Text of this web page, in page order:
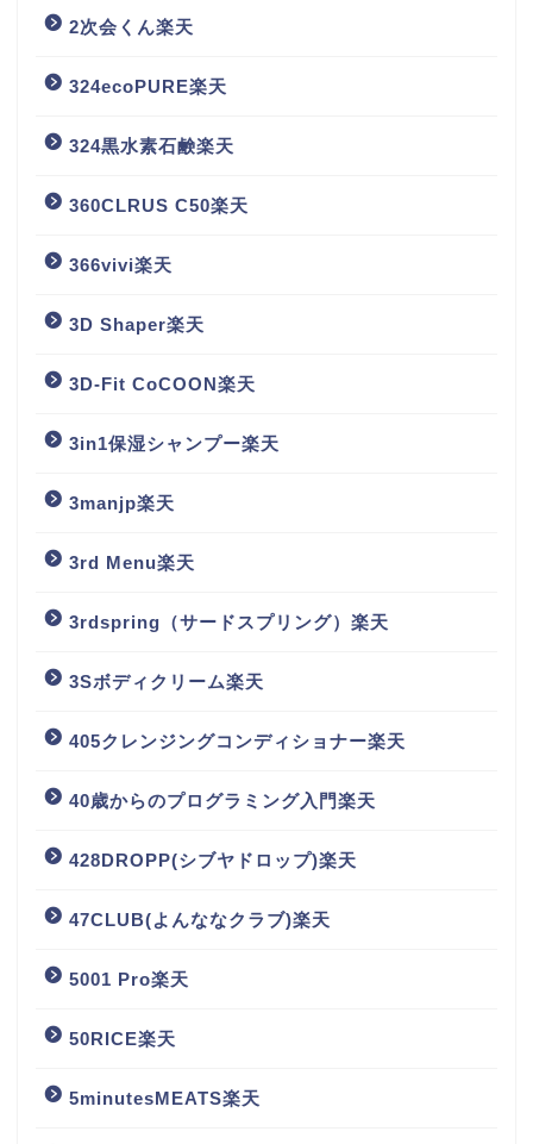
2次会くん楽天
324ecoPURE楽天
324黒水素石鹸楽天
360CLRUS C50楽天
366vivi楽天
3D Shaper楽天
3D-Fit CoCOON楽天
3in1保湿シャンプー楽天
3manjp楽天
3rd Menu楽天
3rdspring（サードスプリング）楽天
3Sボディクリーム楽天
405クレンジングコンディショナー楽天
40歳からのプログラミング入門楽天
428DROPP(シブヤドロップ)楽天
47CLUB(よんななクラブ)楽天
5001 Pro楽天
50RICE楽天
5minutesMEATS楽天